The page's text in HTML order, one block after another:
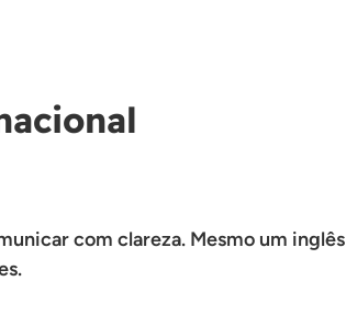
com clareza. Mesmo um inglês